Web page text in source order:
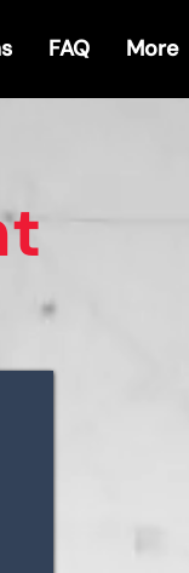
FAQ More